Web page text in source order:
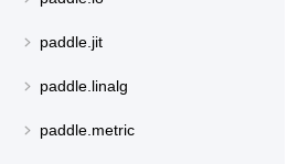
paddle.jit
paddle.linalg
paddle.metric